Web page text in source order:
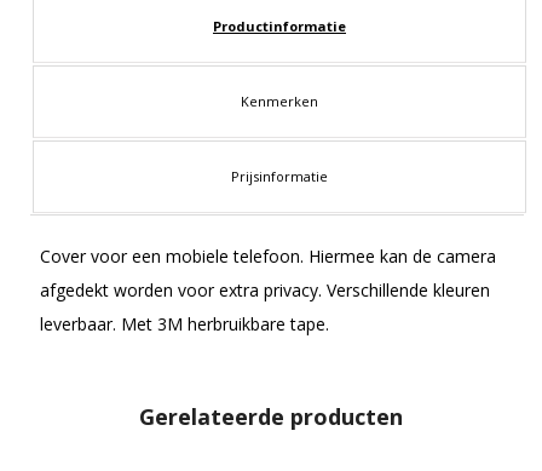
Productinformatie
Kenmerken
Prijsinformatie
Cover voor een mobiele telefoon. Hiermee kan de camera
afgedekt worden voor extra privacy. Verschillende kleuren
leverbaar. Met 3M herbruikbare tape.
Gerelateerde producten